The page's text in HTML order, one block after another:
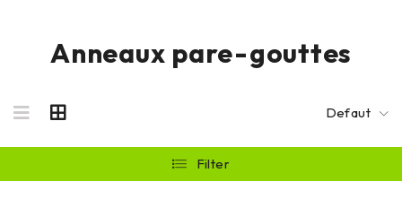
Anneaux pare-gouttes
Defaut
Filter